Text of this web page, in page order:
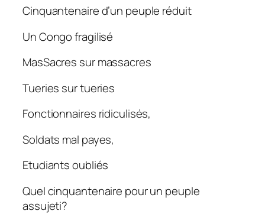
Cinquantenaire d’un peuple réduit
Un Congo fragilisé
MasSacres sur massacres
Tueries sur tueries
Fonctionnaires ridiculisés,
Soldats mal payes,
Etudiants oubliés
Quel cinquantenaire pour un peuple
assujeti?